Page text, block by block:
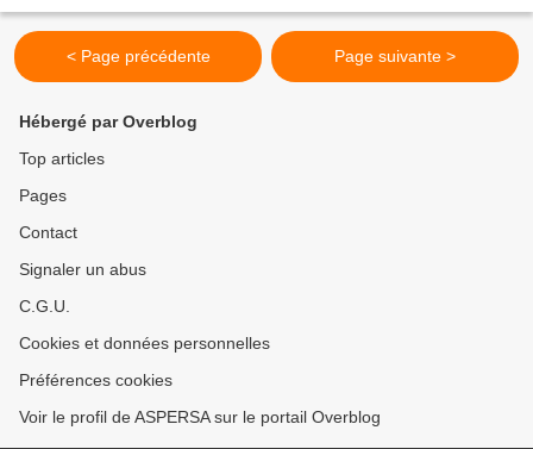
< Page précédente Page suivante >
Hébergé par Overblog
Top articles
Pages
Contact
Signaler un abus
C.G.U.
Cookies et données personnelles
Préférences cookies
Voir le profil de ASPERSA sur le portail Overblog